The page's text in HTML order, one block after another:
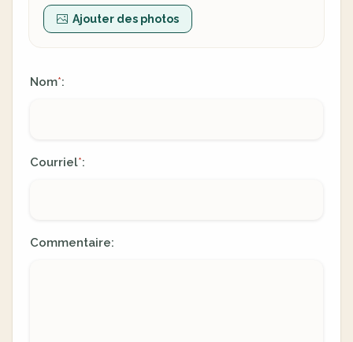
Ajouter des photos
Nom*:
Courriel*:
Commentaire: